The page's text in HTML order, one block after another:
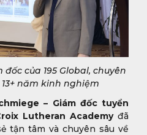
đốc của 195 Global, chuyên
năm kinh nghiệm
– Giám đốc tuyển
Lutheran Academyđã
tận tâm và chuyên sâu về